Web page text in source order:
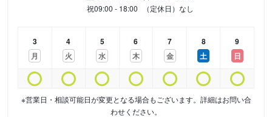
祝09:00 - 18:00 （定休日）なし
3
月
4
火
5
水
6
木
7
金
8
土
9
日
※営業日・相談可能日が変更となる場合もございます。詳細はお問い合
わせください。